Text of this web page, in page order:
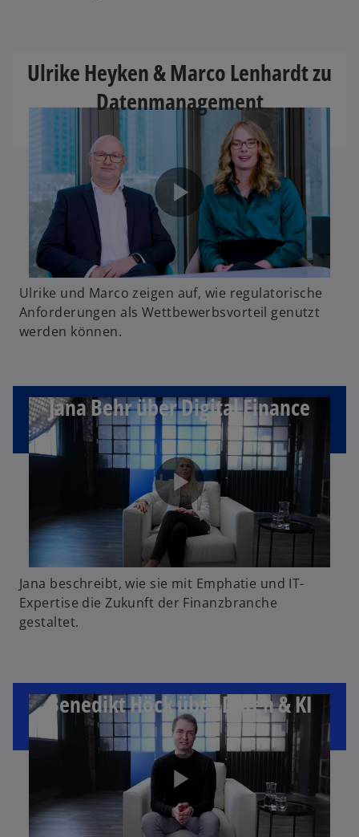
Ulrike Heyken & Marco Lenhardt zu
Datenmanagement
Ulrike und Marco zeigen auf, wie regulatorische
Anforderungen als Wettbewerbsvorteil genutzt
werden können.
Jana Behr über Digital Finance
Jana beschreibt, wie sie mit Emphatie und IT-
Expertise die Zukunft der Finanzbranche
gestaltet.
Benedikt Höck über Daten & KI